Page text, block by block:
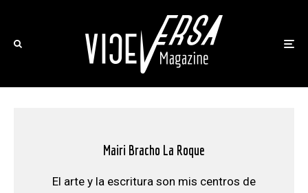
Mairi Bracho La Roque
El arte y la escritura son mis centros de